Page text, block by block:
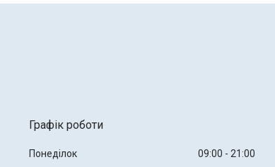
Графік роботи
Понеділок 09:00
21:00